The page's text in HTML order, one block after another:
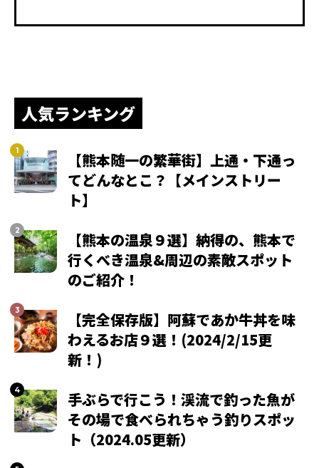
人気ランキング
【熊本随一の繁華街】上通・下通っ
てどんなとこ？【メインストリー
ト】
【熊本の温泉９選】納得の、熊本で
行くべき温泉&周辺の素敵スポット
のご紹介！
【完全保存版】阿蘇であか牛丼を味
わえるお店９選！(2024/2/15更
新！)
手ぶらで行こう！渓流で釣った魚が
その場で食べられちゃう釣りスポッ
ト（2024.05更新）